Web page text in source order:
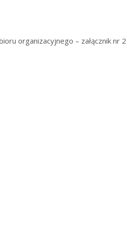
organizacyjnego – załącznik nr 2